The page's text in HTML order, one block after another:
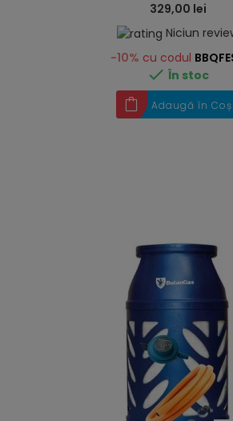
329,00 lei
Niciun
-10% cu codul
 În stoc
Adaugă în Coș